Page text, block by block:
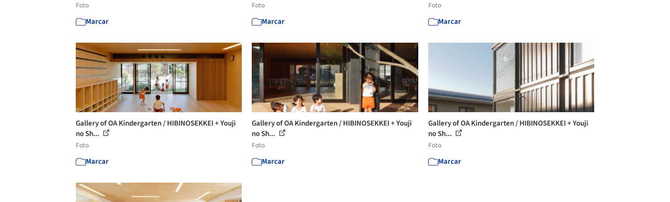
Foto
Marcar
Foto
Marcar
Foto
Marcar
Gallery of OA Kindergarten / HIBINOSEKKEI + Youji
no Sh...
Foto
Marcar
Gallery of OA Kindergarten / HIBINOSEKKEI + Youji
no Sh...
Foto
Marcar
Gallery of OA Kindergarten / HIBINOSEKKEI + Youji
no Sh...
Foto
Marcar